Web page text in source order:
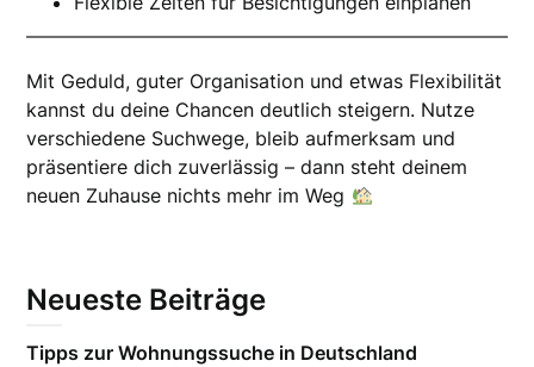
Mit Geduld, guter Organisation und etwas Flexibilität
kannst du deine Chancen deutlich steigern. Nutze
verschiedene Suchwege, bleib aufmerksam und
präsentiere dich zuverlässig – dann steht deinem
neuen Zuhause nichts mehr im Weg
Neueste Beiträge
Tipps zur Wohnungssuche in Deutschland